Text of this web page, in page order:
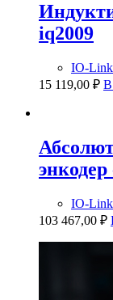
iq2009
IO-Link
15 119,00 ₽ В
IO-Link
103 467,00 ₽